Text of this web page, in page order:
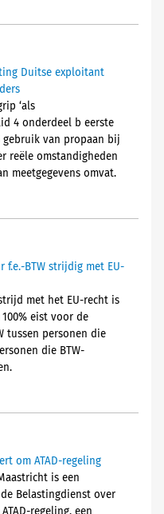
Duitse exploitant
‘als
4 onderdeel b eerste
van propaan bij
reële omstandigheden
meetgegevens omvat.
f.e.-BTW strijdig met EU-
met het EU-recht is
eist voor de
tussen personen die
die BTW-
om ATAD-regeling
is een
Belastingdienst over